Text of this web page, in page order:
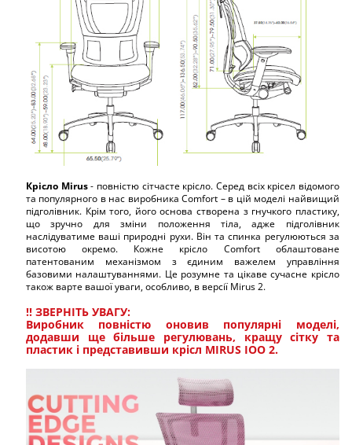
Крісло Mirus- повністю сітчасте крісло. Серед всіх крісел відомого
та популярного в нас виробника Comfort – в цій моделі найвищий
підголівник. Крім того, його основа створена з гнучкого пластику,
що зручно для зміни положення тіла, адже підголівник
наслідуватиме ваші природні рухи. Він та спинка регулюються за
висотою окремо. Кожне крісло Comfort облаштоване
патентованим механізмом з єдиним важелем управління
базовими налаштуваннями. Це розумне та цікаве сучасне крісло
також варте вашої уваги, особливо, в версії Mirus 2.
!! ЗВЕРНІТЬ УВАГУ:
Виробник повністю оновив популярні моделі,
додавши ще більше регулювань, кращу сітку та
пластик і представивши крісл MIRUS IOO 2.